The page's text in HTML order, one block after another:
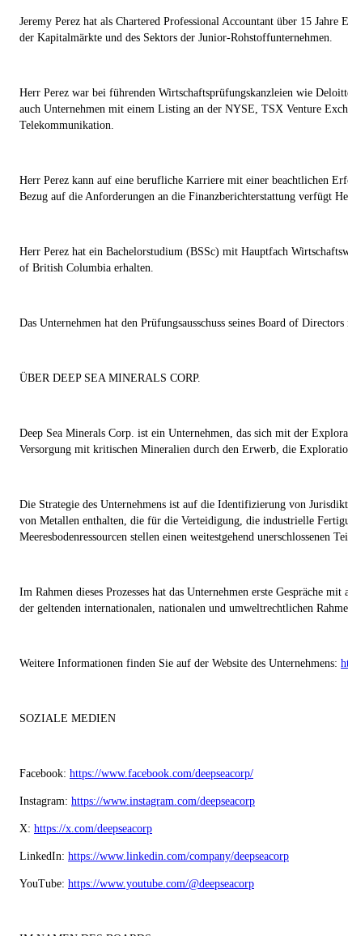
Jeremy Perez hat als Chartered Professional Accountant über 15
der Kapitalmärkte und des Sektors der Junior-Rohstoffunternehmen.
Herr Perez war bei führenden Wirtschaftsprüfungskanzleien wie
auch Unternehmen mit einem Listing an der NYSE, TSX Venture
Telekommunikation.
Herr Perez kann auf eine berufliche Karriere mit einer beachtlichen
Bezug auf die Anforderungen an die Finanzberichterstattung verfügt
Herr Perez hat ein Bachelorstudium (BSSc) mit Hauptfach
of British Columbia erhalten.
Das Unternehmen hat den Prüfungsausschuss seines Board of
ÜBER DEEP SEA MINERALS CORP.
Deep Sea Minerals Corp. ist ein Unternehmen, das sich mit der
Versorgung mit kritischen Mineralien durch den Erwerb, die
Die Strategie des Unternehmens ist auf die Identifizierung von
von Metallen enthalten, die für die Verteidigung, die industrielle
Meeresbodenressourcen stellen einen weitestgehend
Im Rahmen dieses Prozesses hat das Unternehmen erste Gespräche
der geltenden internationalen, nationalen und umweltrechtlichen
Weitere Informationen finden Sie auf der Website des Unternehmens:
SOZIALE MEDIEN
Facebook: https://www.facebook.com/deepseacorp/
Instagram: https://www.instagram.com/deepseacorp
X: https://x.com/deepseacorp
LinkedIn: https://www.linkedin.com/company/deepseacorp
YouTube: https://www.youtube.com/@deepseacorp